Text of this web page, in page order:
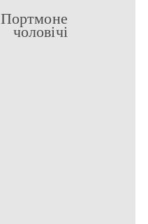
Портмоне
чоловічі